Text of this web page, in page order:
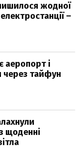
жодної
–
аеропорт і
через тайфун
щоденні